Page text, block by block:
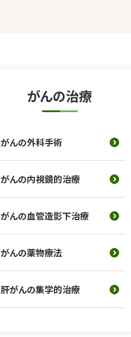
がんの治療
がんの外科手術
がんの内視鏡的治療
がんの血管造影下治療
がんの薬物療法
肝がんの集学的治療